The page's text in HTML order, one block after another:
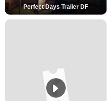
Perfect Days Trailer DF